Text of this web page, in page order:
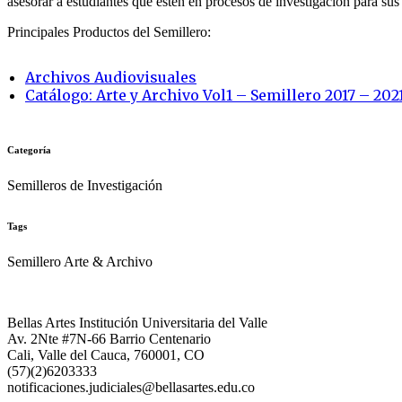
Principales Productos del Semillero:
Archivos Audiovisuales
Catálogo: Arte y Archivo Vol1 – Semillero 2017 –
Categoría
Semilleros de Investigación
Tags
Semillero Arte & Archivo
Bellas Artes Institución Universitaria del Valle
Av. 2Nte #7N-66 Barrio Centenario
Cali, Valle del Cauca, 760001, CO
(57)(2)6203333
notificaciones.judiciales@bellasartes.edu.co